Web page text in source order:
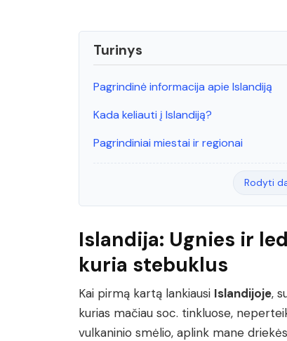
Turinys
Pagrindinė informacija apie Islandiją
Kada keliauti į Islandiją?
Pagrindiniai miestai ir regionai
Rodyti
Islandija: Ugnies ir
kuria stebuklus
Kai pirmą kartą lankiausi Islandijoje,
kurias mačiau soc. tinkluose,
vulkaninio smėlio, aplink mane